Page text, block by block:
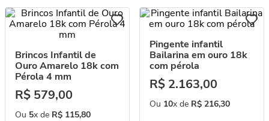
Brincos Infantil de
Ouro Amarelo 18k com
Pérola 4 mm
R$ 579,00
Ou 5x de R$ 115,80
Pingente infantil
Bailarina em ouro 18k
com pérola
R$ 2.163,00
Ou 10x de R$ 216,30